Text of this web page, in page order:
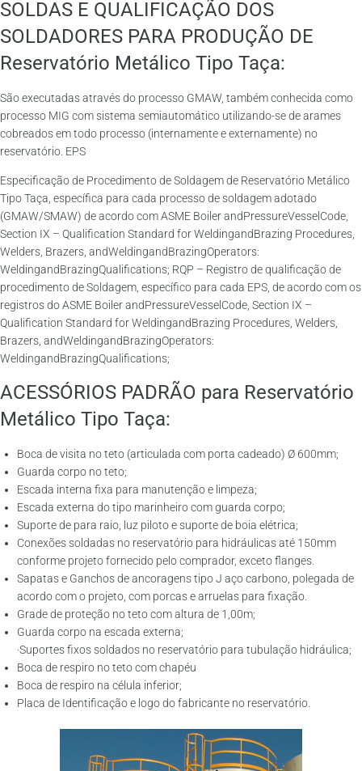
SOLDAS E QUALIFICAÇÃO DOS
SOLDADORES PARA PRODUÇÃO DE
Reservatório Metálico Tipo Taça:
São executadas através do processo GMAW, também conhecida como
processo MIG com sistema semiautomático utilizando-se de arames
cobreados em todo processo (internamente e externamente) no
reservatório. EPS
Especificação de Procedimento de Soldagem de Reservatório Metálico
Tipo Taça, específica para cada processo de soldagem adotado
(GMAW/SMAW) de acordo com ASME Boiler andPressureVesselCode,
Section IX – Qualification Standard for WeldingandBrazing Procedures,
Welders, Brazers, andWeldingandBrazingOperators:
WeldingandBrazingQualifications; RQP – Registro de qualificação de
procedimento de Soldagem, específico para cada EPS, de acordo com os
registros do ASME Boiler andPressureVesselCode, Section IX –
Qualification Standard for WeldingandBrazing Procedures, Welders,
Brazers, andWeldingandBrazingOperators:
WeldingandBrazingQualifications;
ACESSÓRIOS PADRÃO para Reservatório
Metálico Tipo Taça:
Boca de visita no teto (articulada com porta cadeado) Ø 600mm;
Guarda corpo no teto;
Escada interna fixa para manutenção e limpeza;
Escada externa do tipo marinheiro com guarda corpo;
Suporte de para raio, luz piloto e suporte de boia elétrica;
Conexões soldadas no reservatório para hidráulicas até 150mm
conforme projeto fornecido pelo comprador, exceto flanges.
Sapatas e Ganchos de ancoragens tipo J aço carbono, polegada de
acordo com o projeto, com porcas e arruelas para fixação.
Grade de proteção no teto com altura de 1,00m;
Guarda corpo na escada externa;
·Suportes fixos soldados no reservatório para tubulação hidráulica;
Boca de respiro no teto com chapéu
Boca de respiro na célula inferior;
Placa de Identificação e logo do fabricante no reservatório.